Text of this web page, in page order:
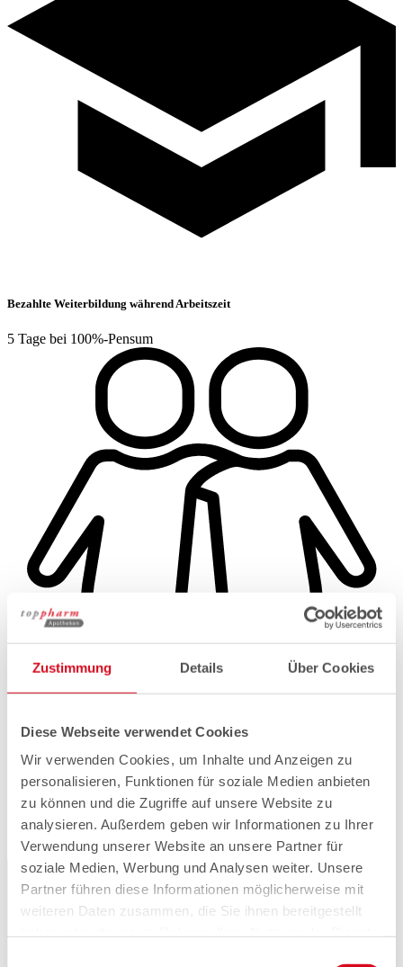
Zustimmung Details Über Cookies
Diese Webseite verwendet Cookies
Wir verwenden Cookies, um Inhalte und Anzeigen zu
personalisieren, Funktionen für soziale Medien anbieten
zu können und die Zugriffe auf unsere Website zu
analysieren. Außerdem geben wir Informationen zu Ihrer
Verwendung unserer Website an unsere Partner für
soziale Medien, Werbung und Analysen weiter. Unsere
Partner führen diese Informationen möglicherweise mit
weiteren Daten zusammen, die Sie ihnen bereitgestellt
Bezahlte Weiterbildung während Arbeitszeit
5 Tage bei 100%-Pensum
Generelle Du-Kultur
Wir sprechen uns mit Du an